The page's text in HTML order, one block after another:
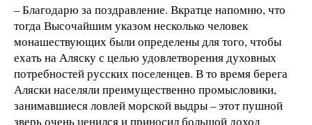
– Благодарю за поздравление. Вкратце напомню, что
тогда Высочайшим указом несколько человек
монашествующих были определены для того, чтобы
ехать на Аляску с целью удовлетворения духовных
потребностей русских поселенцев. В то время берега
Аляски населяли преимущественно промысловики,
занимавшиеся ловлей морской выдры – этот пушной
зверь очень ценился и приносил большой доход